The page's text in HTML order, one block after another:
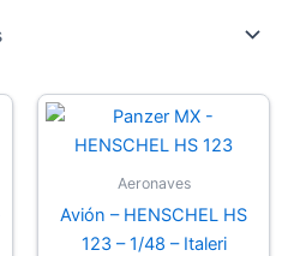
Aeronaves
Avión – HENSCHEL HS
123 – 1/48 – Italeri